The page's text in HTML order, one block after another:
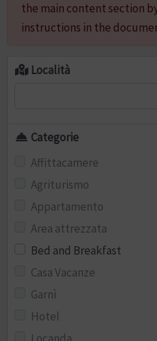
the main content section
instructions in the
Località
Categorie
Affittacamere
Agriturismo
Appartamento
Area attrezzata
Bed and Breakfast
Casa Vacanze
Garnì
Hotel